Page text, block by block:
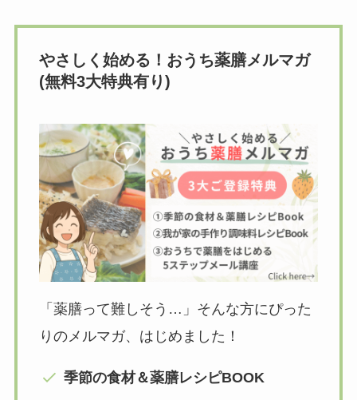
やさしく始める！おうち薬膳メルマガ
(無料3大特典有り)
「薬膳って難しそう…」そんな方にぴった
りのメルマガ、はじめました！
季節の食材＆薬膳レシピBOOK